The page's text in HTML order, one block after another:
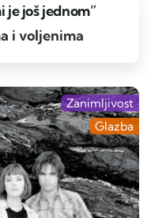
je još jednom”
i voljenima
Zanimljivost
Glazba